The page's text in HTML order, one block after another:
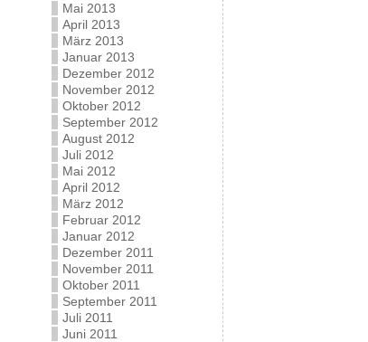
Mai 2013
April 2013
März 2013
Januar 2013
Dezember 2012
November 2012
Oktober 2012
September 2012
August 2012
Juli 2012
Mai 2012
April 2012
März 2012
Februar 2012
Januar 2012
Dezember 2011
November 2011
Oktober 2011
September 2011
Juli 2011
Juni 2011